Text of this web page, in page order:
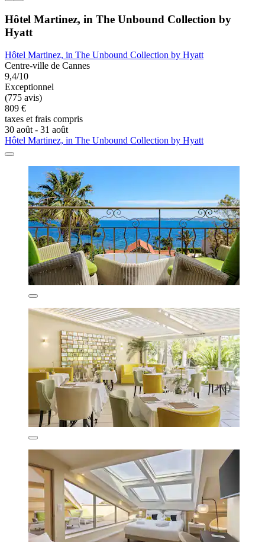
Hôtel Martinez, in The Unbound Collection by
Hyatt
Hôtel Martinez, in The Unbound Collection by Hyatt
Centre-ville de Cannes
9,4/10
Exceptionnel
(775 avis)
809 €
taxes et frais compris
30 août - 31 août
Hôtel Martinez, in The Unbound Collection by Hyatt